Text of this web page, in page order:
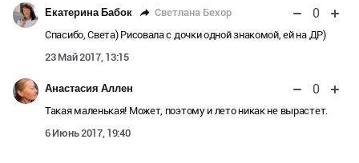
Екатерина Бабок Светлана Бехор 0
Спасибо, Света) Рисовала с дочки одной знакомой, ей на ДР)
23 Май 2017, 13:15
Анастасия Аллен 0
Такая маленькая! Может, поэтому и лето никак не вырастет.
6 Июнь 2017, 19:40